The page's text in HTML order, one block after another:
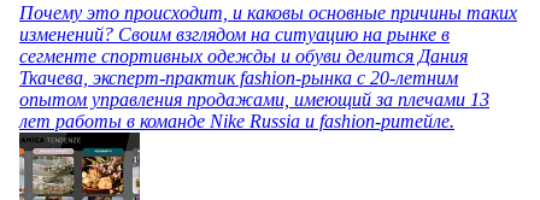
Почему это происходит, и каковы основные причины таких
изменений? Своим взглядом на ситуацию на рынке в
сегменте спортивных одежды и обуви делится Дания
Ткачева, эксперт-практик fashion-рынка с 20-летним
опытом управления продажами, имеющий за плечами 13
лет работы в команде Nike Russia и fashion-ритейле.